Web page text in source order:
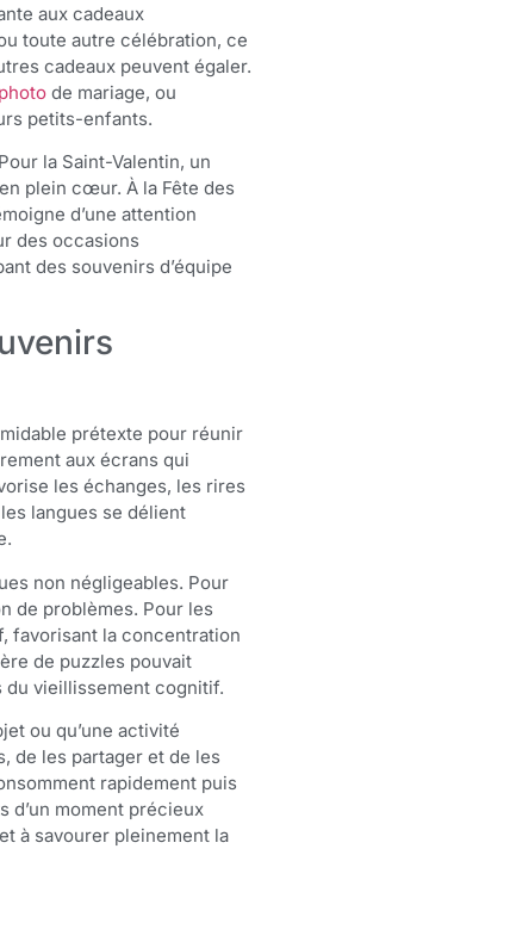
aux cadeaux
toute autre célébration, ce
cadeaux peuvent égaler.
de mariage, ou
petits-enfants.
la Saint-Valentin, un
plein cœur. À la Fête des
d’une attention
des occasions
des souvenirs d’équipe
prétexte pour réunir
aux écrans qui
les échanges, les rires
langues se délient
non négligeables. Pour
de problèmes. Pour les
favorisant la concentration
de puzzles pouvait
du vieillissement cognitif.
ou qu’une activité
de les partager et de les
rapidement puis
d’un moment précieux
à savourer pleinement la